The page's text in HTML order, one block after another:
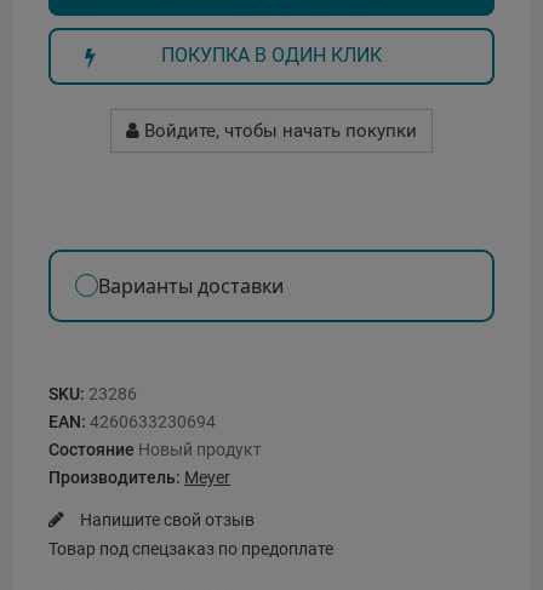
ПОКУПКА В ОДИН КЛИК
Войдите, чтобы начать покупки
Варианты доставки
SKU: 23286
EAN: 4260633230694
Состояние Новый продукт
Производитель: Meyer
Напишите свой отзыв
Товар под спецзаказ по предоплате